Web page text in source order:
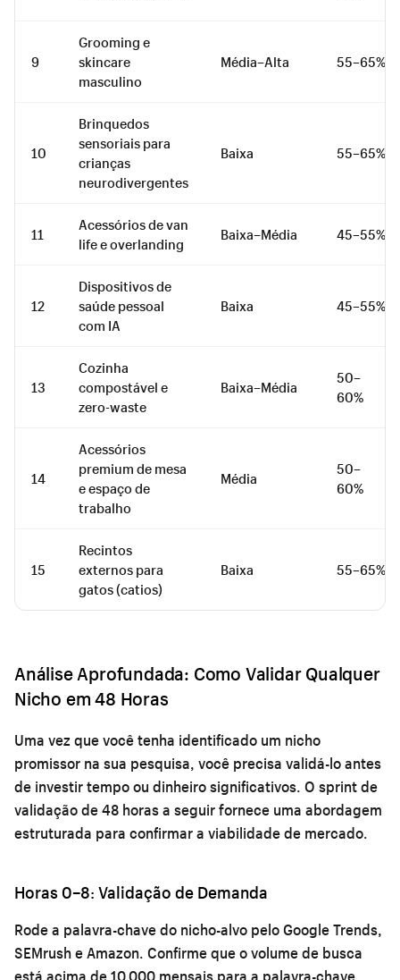
9
Grooming e
skincare
masculino
Média–Alta 55–65%
10
Brinquedos
sensoriais para
crianças
neurodivergentes
Baixa 55–65%
11
Acessórios de van
life e overlanding
Baixa–Média 45–55%
12
Dispositivos de
saúde pessoal
com IA
Baixa 45–55%
13
Cozinha
compostável e
zero-waste
Baixa–Média
50–
60%
14
Acessórios
premium de mesa
e espaço de
trabalho
Média
50–
60%
15
Recintos
externos para
gatos (catios)
Baixa 55–65%
Análise Aprofundada: Como Validar Qualquer
Nicho em 48 Horas
Uma vez que você tenha identificado um nicho
promissor na sua pesquisa, você precisa validá-lo antes
de investir tempo ou dinheiro significativos. O sprint de
validação de 48 horas a seguir fornece uma abordagem
estruturada para confirmar a viabilidade de mercado.
Horas 0–8: Validação de Demanda
Rode a palavra-chave do nicho-alvo pelo Google Trends,
SEMrush e Amazon. Confirme que o volume de busca
está acima de 10.000 mensais para a palavra-chave